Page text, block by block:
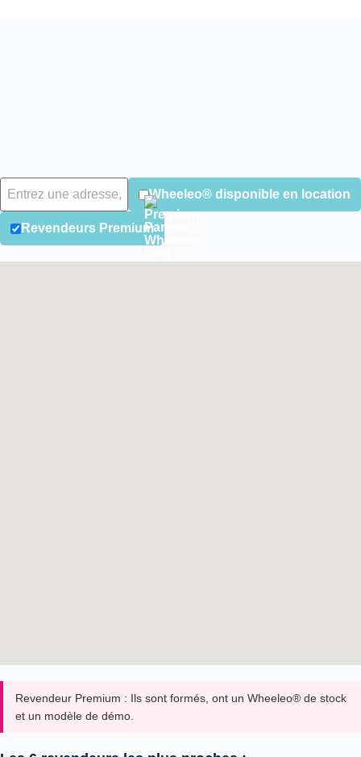
Wheeleo® disponible en location
Revendeurs Premium
Revendeur Premium : Ils sont formés, ont un Wheeleo® de stock
et un modèle de démo.